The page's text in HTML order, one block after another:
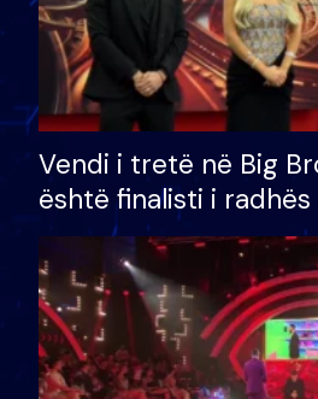
Vendi i tretë në Big
është finalisti i